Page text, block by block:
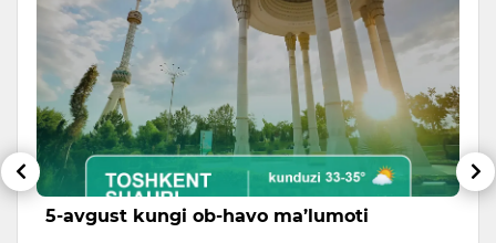
5-avgust kungi ob-havo ma’lumoti